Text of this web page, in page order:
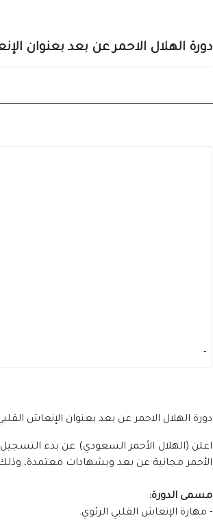
دورة الهلال الاحمر عن بعد بعنوان
-
دورة الهلال الاحمر عن بعد بعنوان الإنعاش
اعلن (الهلال الأحمر السعودي) عن بدء
الأحمر مجانية عن بعد وبشهادات معتمدة،
مسمى الدورة:
- مهارة الإنعاش القلبي الرئوي.